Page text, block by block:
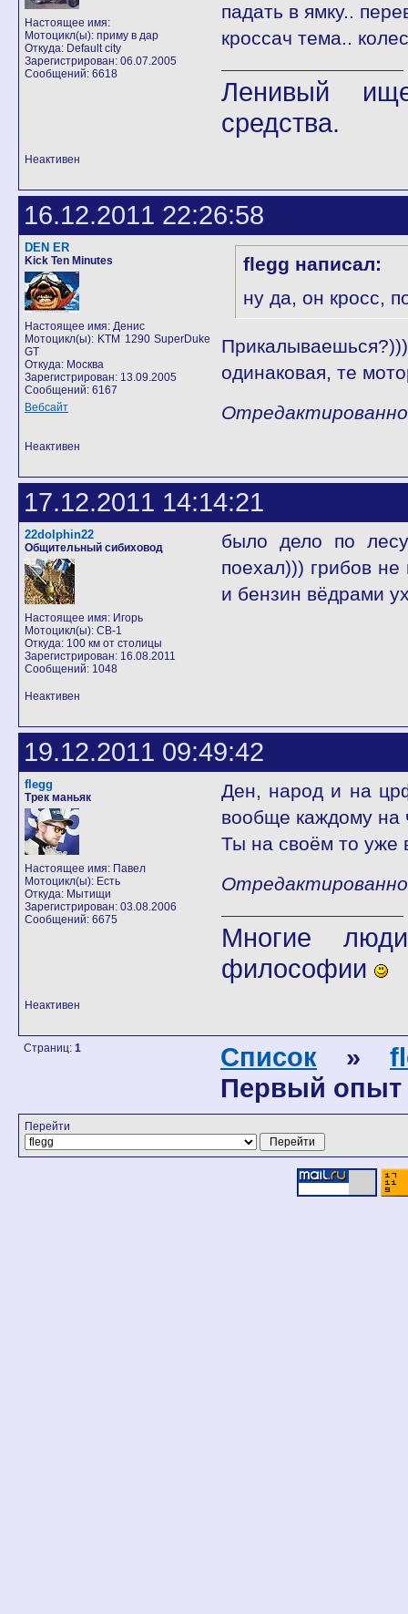
Настоящее имя:
Мотоцикл(ы): приму в дар
Откуда: Default city
Зарегистрирован: 06.07.2005
Сообщений: 6618
падать в ямку..
кроссач тема..
Ленивый
средства.
Неактивен
16.12.2011 22:26:58
DEN ER
Kick Ten Minutes
Настоящее имя: Денис
Мотоцикл(ы): KTM 1290 SuperDuke
GT
Откуда: Москва
Зарегистрирован: 13.09.2005
Сообщений: 6167
Вебсайт
flegg написал:
ну да, он кросс,
одинаковая, те
Отредактированно
Неактивен
17.12.2011 14:14:21
22dolphin22
Общительный сибиховод
Настоящее имя: Игорь
Мотоцикл(ы): CB-1
Откуда: 100 км от столицы
Зарегистрирован: 16.08.2011
Сообщений: 1048
было дело по
поехал))) грибов
и бензин вёдрами
Неактивен
19.12.2011 09:49:42
flegg
Трек маньяк
Настоящее имя: Павел
Мотоцикл(ы): Есть
Откуда: Мытищи
Зарегистрирован: 03.08.2006
Сообщений: 6675
Ден, народ и на
вообще каждому на
Ты на своём то уже
Многие
философии
Неактивен
Страниц: 1 Список »
Первый опыт
Перейти